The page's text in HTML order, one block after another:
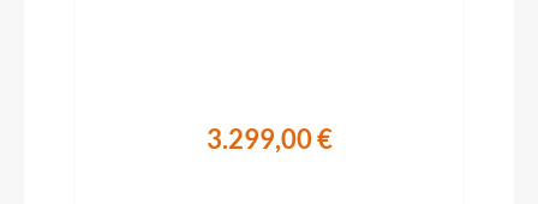
3.299,00 €